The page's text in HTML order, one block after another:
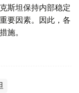
斯坦保持内部稳定
要因素。因此，各
施。